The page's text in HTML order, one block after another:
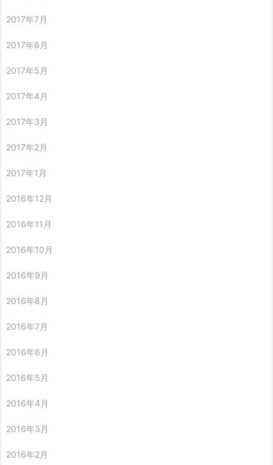
2017年7月
2017年6月
2017年5月
2017年4月
2017年3月
2017年2月
2017年1月
2016年12月
2016年11月
2016年10月
2016年9月
2016年8月
2016年7月
2016年6月
2016年5月
2016年4月
2016年3月
2016年2月